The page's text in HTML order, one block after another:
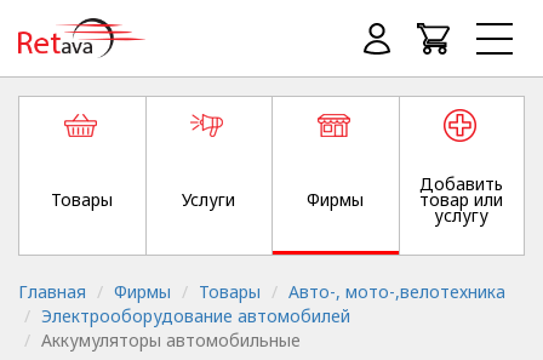
Товары Услуги Фирмы
Добавить
товар или
услугу
Главная Фирмы Товары
Авто-, мото-,велотехника
Электрооборудование автомобилей
Аккумуляторы автомобильные